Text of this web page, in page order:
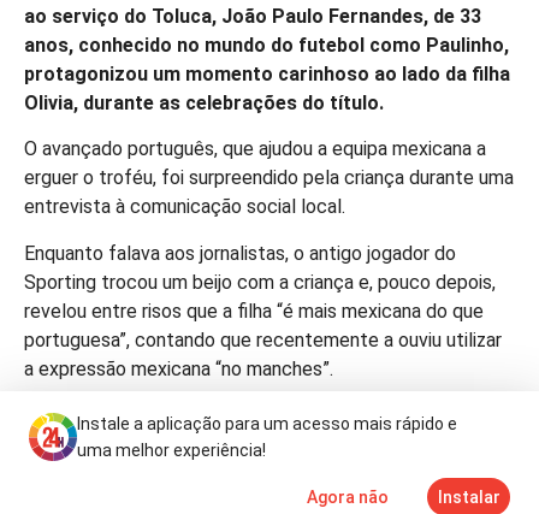
ao serviço do Toluca, João Paulo Fernandes, de 33
anos, conhecido no mundo do futebol como Paulinho,
protagonizou um momento carinhoso ao lado da filha
Olivia, durante as celebrações do título.
O avançado português, que ajudou a equipa mexicana a
erguer o troféu, foi surpreendido pela criança durante uma
entrevista à comunicação social local.
Enquanto falava aos jornalistas, o antigo jogador do
Sporting trocou um beijo com a criança e, pouco depois,
revelou entre risos que a filha “é mais mexicana do que
portuguesa”, contando que recentemente a ouviu utilizar
a expressão mexicana “no manches”.
Mais
Instale a aplicação para um acesso mais rápido e
uma melhor experiência!
Agora não Instalar